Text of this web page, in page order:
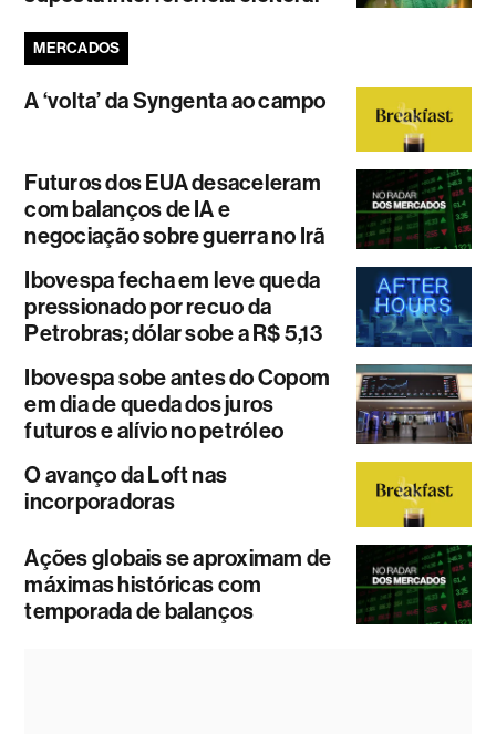
MERCADOS
A ‘volta’ da Syngenta ao campo
Futuros dos EUA desaceleram
com balanços de IA e
negociação sobre guerra no Irã
Ibovespa fecha em leve queda
pressionado por recuo da
Petrobras; dólar sobe a R$ 5,13
Ibovespa sobe antes do Copom
em dia de queda dos juros
futuros e alívio no petróleo
O avanço da Loft nas
incorporadoras
Ações globais se aproximam de
máximas históricas com
temporada de balanços